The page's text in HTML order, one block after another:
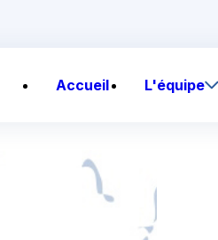
Accueil L'équipe